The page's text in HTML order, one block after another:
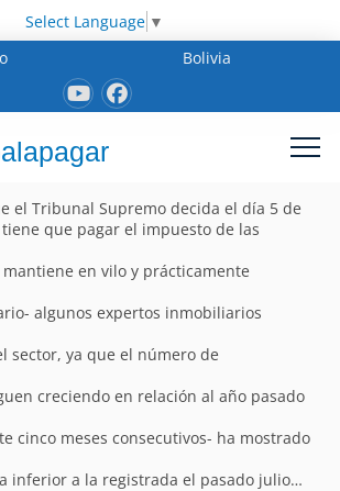
Select Language ▼
Bolivia
el Tribunal Supremo decida el día 5 de
que pagar el impuesto de las
en vilo y prácticamente
algunos expertos inmobiliarios
sector, ya que el número de
creciendo en relación al año pasado
cinco meses consecutivos- ha mostrado
inferior a la registrada el pasado julio…